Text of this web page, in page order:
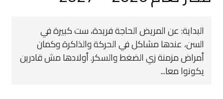
البداية: عن المريض الحاجة فريدة، ست كبيرة في
السن، عندها مشاكل في الحركة والذاكرة وكمان
أمراض مزمنة زي الضغط والسكر. أولادها مش قادرين
يكونوا معا...